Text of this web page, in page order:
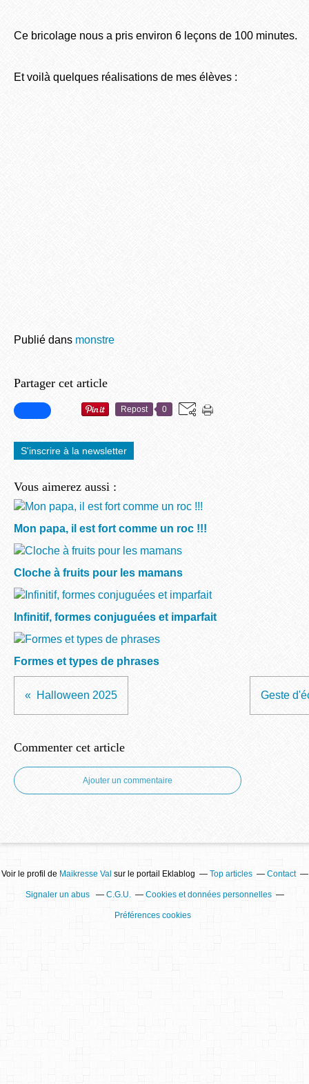
Ce bricolage nous a pris environ 6 leçons de 100 minutes.
Et voilà quelques réalisations de mes élèves :
Publié dans monstre
Partager cet article
Repost 0
S'inscrire à la newsletter
Vous aimerez aussi :
Mon papa, il est fort comme un roc !!!
Cloche à fruits pour les mamans
Infinitif, formes conjuguées et imparfait
Formes et types de phrases
Halloween 2025 Geste
Commenter cet article
Ajouter un commentaire
Voir le profil de Maikresse Val sur le portail Eklablog Top articles Contact
Signaler un abus C.G.U. Cookies et données personnelles
Préférences cookies